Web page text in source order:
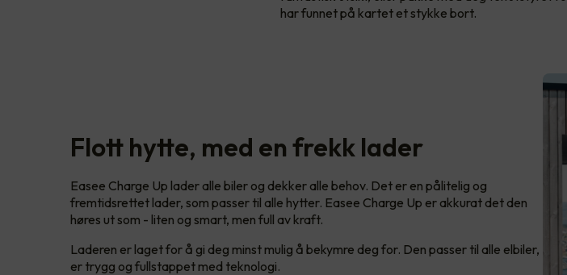
har funnet på kartet et stykke bort.
Flott hytte, med en frekk lader
Easee Charge Up lader alle biler og dekker alle behov. Det er en pålitelig og
fremtidsrettet lader, som passer til alle hytter. Easee Charge Up er akkurat det den
høres ut som - liten og smart, men full av kraft.
Laderen er laget for å gi deg minst mulig å bekymre deg for. Den passer til alle elbiler,
er trygg og fullstappet med teknologi.